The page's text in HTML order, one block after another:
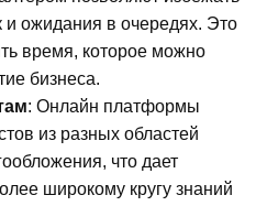
и ожидания в очередях. Это
время, которое можно
бизнеса.
: Онлайн платформы
из разных областей
что дает
широкому кругу знаний